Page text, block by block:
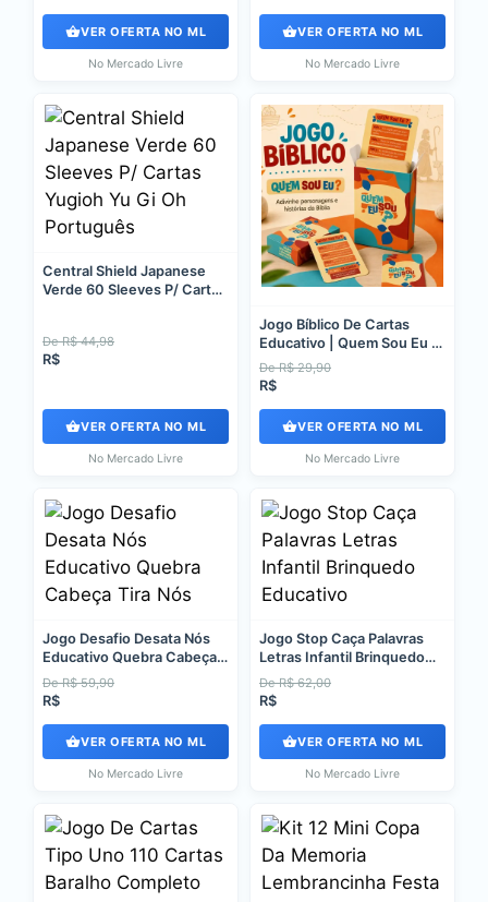
VER OFERTA NO ML
No Mercado Livre
VER OFERTA NO ML
No Mercado Livre
Central Shield Japanese
Verde 60 Sleeves P/ Cartas
De R$ 44,98
R$
VER OFERTA NO ML
No Mercado Livre
Jogo Bíblico De Cartas
Educativo | Quem Sou Eu |
Infantil
De R$ 29,90
R$
VER OFERTA NO ML
No Mercado Livre
Jogo Desafio Desata Nós
Educativo Quebra Cabeça
Tira Nós
De R$ 59,90
R$
VER OFERTA NO ML
No Mercado Livre
Jogo Stop Caça Palavras
Letras Infantil Brinquedo
Educativo
De R$ 62,00
R$
VER OFERTA NO ML
No Mercado Livre